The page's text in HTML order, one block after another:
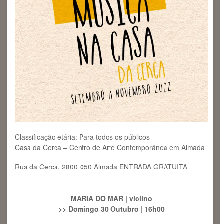
Classificação etária: Para todos os públicos
Casa da Cerca – Centro de Arte Contemporânea em Almada
Rua da Cerca, 2800-050 Almada ENTRADA GRATUITA
MARIA DO MAR | violino
>> Domingo 30 Outubro | 16h00